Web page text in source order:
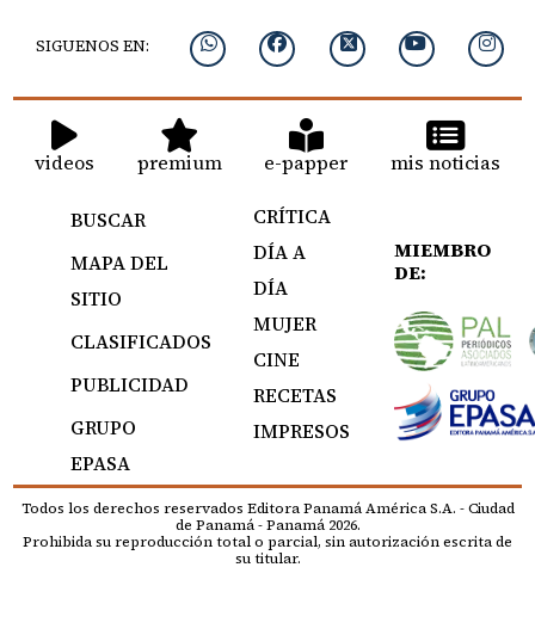
SIGUENOS EN:
videos premium e-papper mis noticias
BUSCAR
MAPA DEL
SITIO
CLASIFICADOS
PUBLICIDAD
GRUPO
EPASA
CRÍTICA
DÍA A
DÍA
MUJER
CINE
RECETAS
IMPRESOS
MIEMBRO
DE:
Todos los derechos reservados Editora Panamá América S.A. - Ciudad
de Panamá - Panamá 2026.
Prohibida su reproducción total o parcial, sin autorización escrita de
su titular.